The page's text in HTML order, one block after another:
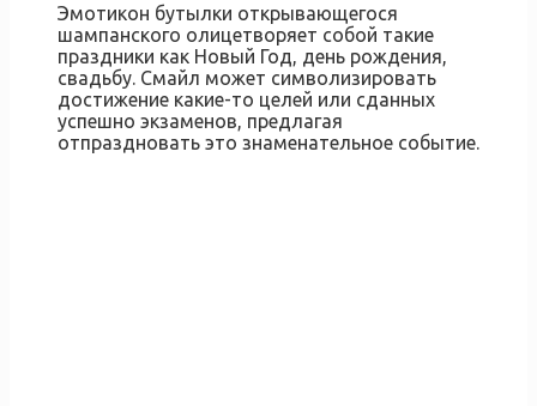
Эмотикон бутылки открывающегося
шампанского олицетворяет собой такие
праздники как Новый Год, день рождения,
свадьбу. Смайл может символизировать
достижение какие-то целей или сданных
успешно экзаменов, предлагая
отпраздновать это знаменательное событие.